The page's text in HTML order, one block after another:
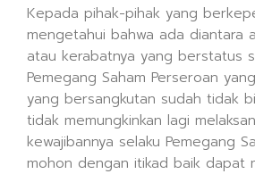
Kepada pihak-pihak yang
mengetahui bahwa ada diantara
atau kerabatnya yang berstatus
Pemegang Saham Perseroan
yang bersangkutan sudah tidak
tidak memungkinkan lagi
kewajibannya selaku Pemegang
mohon dengan itikad baik dapat